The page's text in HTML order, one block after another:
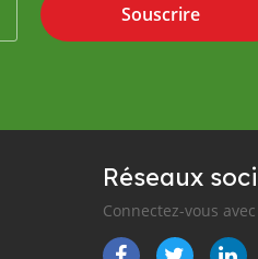
Souscrire
Réseaux
Connectez-vous